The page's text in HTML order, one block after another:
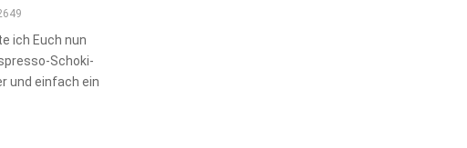
ich Euch nun
Schoki-
und einfach ein